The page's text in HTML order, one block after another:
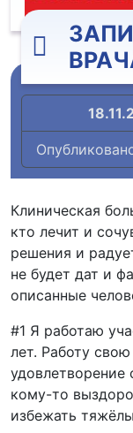
Клиническая
кто лечит и
решения и
не будет дат и
описанные
#1 Я работаю
лет. Работу
удовлетворение
кому-то
избежать